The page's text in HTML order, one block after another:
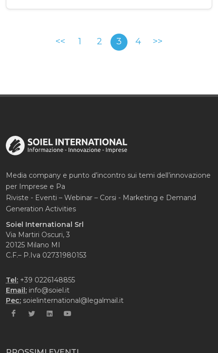
<< 1 2 3 4 >>
Media company e punto d’incontro sui temi dell’innovazione
per Imprese e Pa
Riviste - Eventi – Webinar – Corsi - Marketing e Demand
Generation Activities
Soiel International Srl
Via Martiri Oscuri, 3
20125 Milano MI
C.F.– P.Iva 02731980153
Tel: +39 0226148855
Email: info@soiel.it
Pec: soielinternational@legalmail.it